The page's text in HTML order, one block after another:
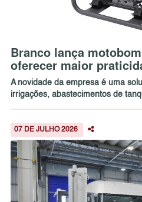
Branco lança
oferecer maior
A novidade da empresa é uma
irrigações, abastecimentos de
07 DE JULHO 2026